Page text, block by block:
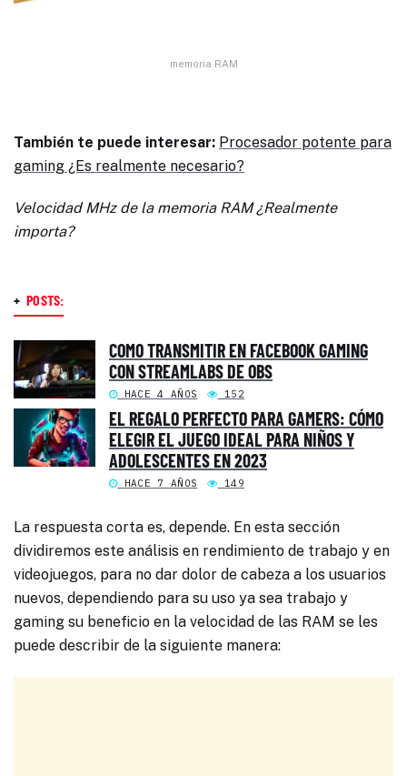
memoria RAM
También te puede interesar: Procesador potente para
gaming ¿Es realmente necesario?
Velocidad MHz de la memoria RAM ¿Realmente
importa?
+ POSTS:
COMO TRANSMITIR EN FACEBOOK GAMING
CON STREAMLABS DE OBS
HACE 4 AÑOS 152
EL REGALO PERFECTO PARA GAMERS: CÓMO
ELEGIR EL JUEGO IDEAL PARA NIÑOS Y
ADOLESCENTES EN 2023
HACE 7 AÑOS 149
La respuesta corta es, depende. En esta sección
dividiremos este análisis en rendimiento de trabajo y en
videojuegos, para no dar dolor de cabeza a los usuarios
nuevos, dependiendo para su uso ya sea trabajo y
gaming su beneficio en la velocidad de las RAM se les
puede describir de la siguiente manera: